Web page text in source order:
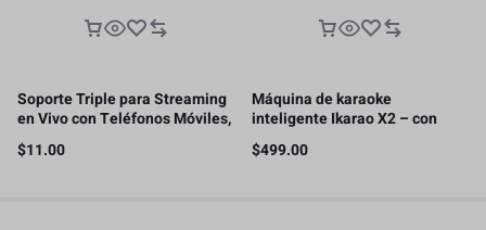
Soporte Triple para Streaming
en Vivo con Teléfonos Móviles,
con 2 clips para teléfono
$11.00
Máquina de karaoke
inteligente Ikarao X2 – con
pantalla de letras, tableta de
karaoke de 32GB, 2 micrófonos
$499.00